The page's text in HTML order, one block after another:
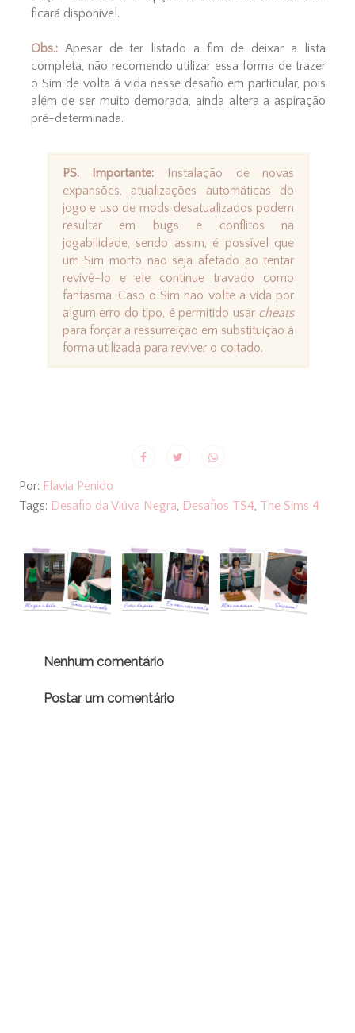
ficará disponível.
Obs.: Apesar de ter listado a fim de deixar a lista
completa, não recomendo utilizar essa forma de trazer
o Sim de volta à vida nesse desafio em particular, pois
além de ser muito demorada, ainda altera a aspiração
pré-determinada.
PS. Importante: Instalação de novas
expansões, atualizações automáticas do
jogo e uso de mods desatualizados podem
resultar em bugs e conflitos na
jogabilidade, sendo assim, é possível que
um Sim morto não seja afetado ao tentar
revivê-lo e ele continue travado como
fantasma. Caso o Sim não volte a vida por
algum erro do tipo, é permitido usar cheats
para forçar a ressurreição em substituição à
forma utilizada para reviver o coitado.
Por: Flavia Penido
Tags: Desafio da Viúva Negra, Desafios TS4, The Sims 4
Nenhum comentário
Postar um comentário